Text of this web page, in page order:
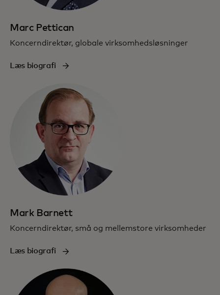
Marc Pettican
Koncerndirektør, globale virksomhedsløsninger
Læs biografi
Mark Barnett
Koncerndirektør, små og mellemstore virksomheder
Læs biografi